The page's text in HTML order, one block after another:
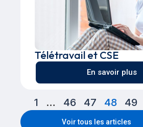
Télétravail et CSE
En savoir plus
1 … 46 47 48 49
Voir tous les articles